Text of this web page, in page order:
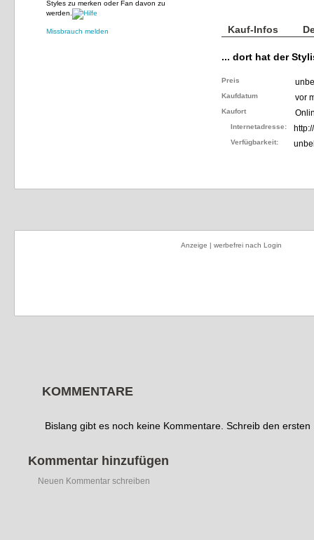
Styles zu merken oder Fan davon zu
werden.
Missbrauch melden Kauf-Infos
... dort hat der
Preis
Kaufdatum vor
Kaufort
Internetadresse:
Verfügbarkeit:
Anzeige | werbefrei nach Login
KOMMENTARE
Bislang gibt es noch keine Kommentare. Schreib den ersten
Kommentar hinzufügen
Neuen Kommentar schreiben